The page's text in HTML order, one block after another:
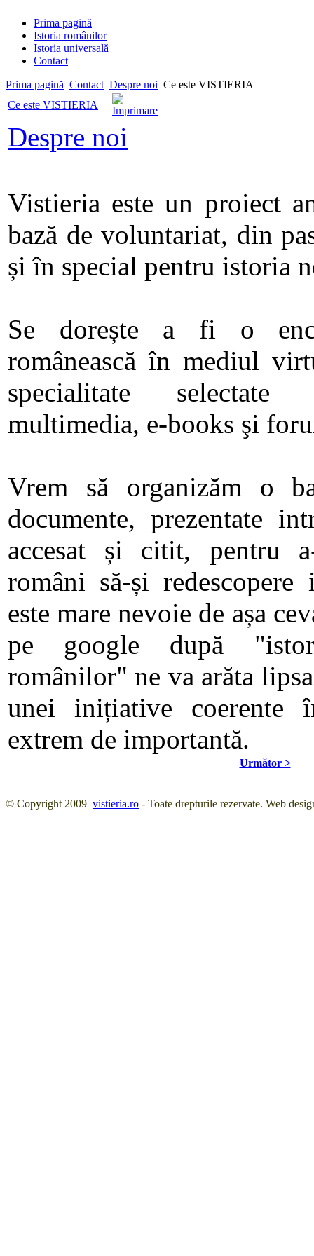
Prima pagină
Istoria românilor
Istoria universală
Contact
Prima pagină Contact Despre noi Ce este VISTIERIA
Ce este VISTIERIA
Despre noi
Vistieria este un proiect
bază de voluntariat, din
și în special pentru istoria
Se dorește a fi o
românească în mediul
specialitate
multimedia, e-books şi
Vrem să organizăm o
documente, prezentate
accesat și citit, pentru
români să-și redescopere
este mare nevoie de așa
pe google după
românilor" ne va arăta
unei inițiative coerente
extrem de importantă.
Următor >
© Copyright 2009 vistieria.ro - Toate drepturile rezervate. Web